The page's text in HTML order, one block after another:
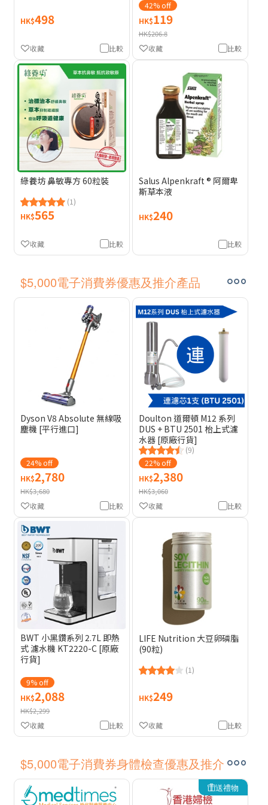
HK$498
比較
收藏
42% off
HK$119
HK$206.8
比較
收藏
綠養坊 鼻敏專方 60粒裝
(1)
HK$565
比較
收藏
Salus Alpenkraft ® 阿爾卑
斯草本液
HK$240
比較
$5,000電子消費券優惠及推介產品
Dyson V8 Absolute 無線吸
塵機 [平行進口]
24% off
HK$2,780
HK$3,680
比較
收藏
Doulton 道爾頓 M12 系列
DUS + BTU 2501 枱上式濾
水器 [原廠行貨]
(9)
22% off
HK$2,380
HK$3,060
比較
收藏
BWT 小黑鑽系列 2.7L 即熱
式 濾水機 KT2220-C [原廠
行貨]
9% off
HK$2,088
HK$2,299
比較
收藏
LIFE Nutrition 大豆卵磷脂
(90粒)
(1)
HK$249
比較
收藏
$5,000電子消費券身體檢查優惠及推介
送禮物